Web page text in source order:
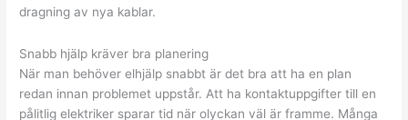
dragning av nya kablar.
Snabb hjälp kräver bra planering
När man behöver elhjälp snabbt är det bra att ha en plan
redan innan problemet uppstår. Att ha kontaktuppgifter till en
pålitlig elektriker sparar tid när olyckan väl är framme. Många